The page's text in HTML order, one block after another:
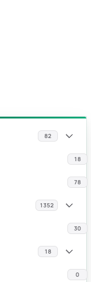
82
18
78
1352
30
18
0